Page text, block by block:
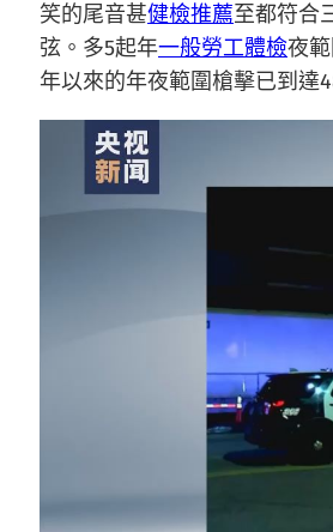
笑的尾音甚健檢推薦至都符合
弦。多5起年一般勞工體檢夜
年以來的年夜範圍槍擊已到達